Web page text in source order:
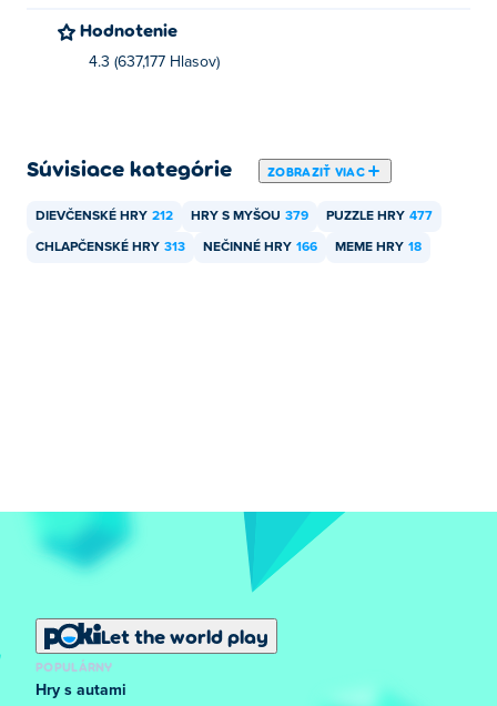
Hodnotenie
4.3 (637,177 Hlasov)
Súvisiace kategórie ZOBRAZIŤ VIAC
DIEVČENSKÉ HRY 212 HRY S MYŠOU 379 PUZZLE HRY 477
CHLAPČENSKÉ HRY 313 NEČINNÉ HRY 166 MEME HRY 18
Let the world play
POPULÁRNY
Hry s autami